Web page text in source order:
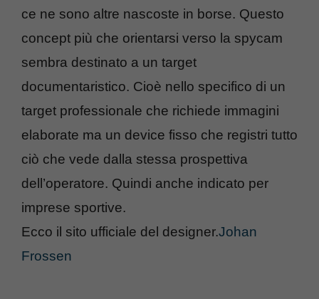
ce ne sono altre nascoste in borse. Questo
concept più che orientarsi verso la spycam
sembra destinato a un target
documentaristico. Cioè nello specifico di un
target professionale che richiede immagini
elaborate ma un device fisso che registri tutto
ciò che vede dalla stessa prospettiva
dell’operatore. Quindi anche indicato per
imprese sportive.
Ecco il sito ufficiale del designer.Johan
Frossen